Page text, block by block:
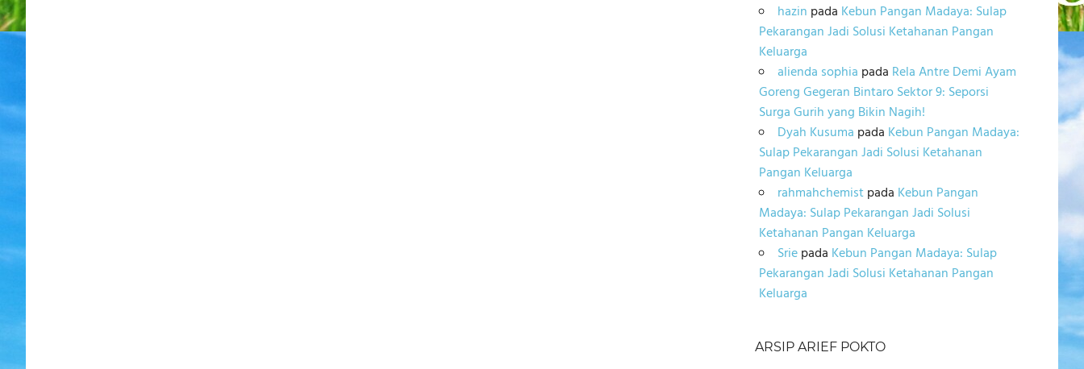
hazin pada Kebun Pangan Madaya: Sulap
Pekarangan Jadi Solusi Ketahanan Pangan
Keluarga
alienda sophia pada Rela Antre Demi Ayam
Goreng Gegeran Bintaro Sektor 9: Seporsi
Surga Gurih yang Bikin Nagih!
Dyah Kusuma pada Kebun Pangan Madaya:
Sulap Pekarangan Jadi Solusi Ketahanan
Pangan Keluarga
rahmahchemistpada Kebun Pangan
Madaya: Sulap Pekarangan Jadi Solusi
Ketahanan Pangan Keluarga
Sriepada Kebun Pangan Madaya: Sulap
Pekarangan Jadi Solusi Ketahanan Pangan
Keluarga
ARSIP ARIEF POKTO